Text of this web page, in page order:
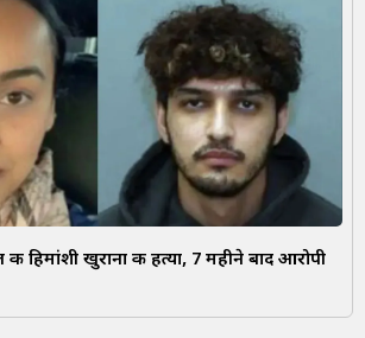
हिमांशी खुराना की हत्या, 7 महीने बाद आरोपी